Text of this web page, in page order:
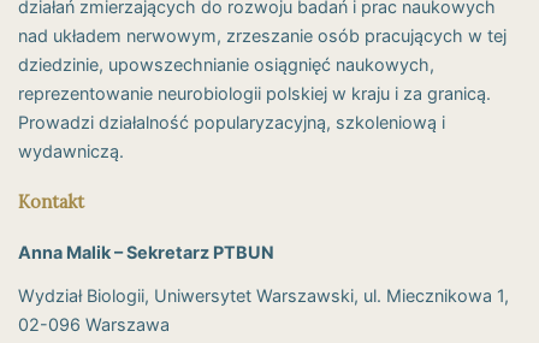
działań zmierzających do rozwoju badań i prac naukowych
nad układem nerwowym, zrzeszanie osób pracujących w tej
dziedzinie, upowszechnianie osiągnięć naukowych,
reprezentowanie neurobiologii polskiej w kraju i za granicą.
Prowadzi działalność popularyzacyjną, szkoleniową i
wydawniczą.
Kontakt
Anna Malik – Sekretarz PTBUN
Wydział Biologii, Uniwersytet Warszawski, ul. Miecznikowa 1,
02-096 Warszawa